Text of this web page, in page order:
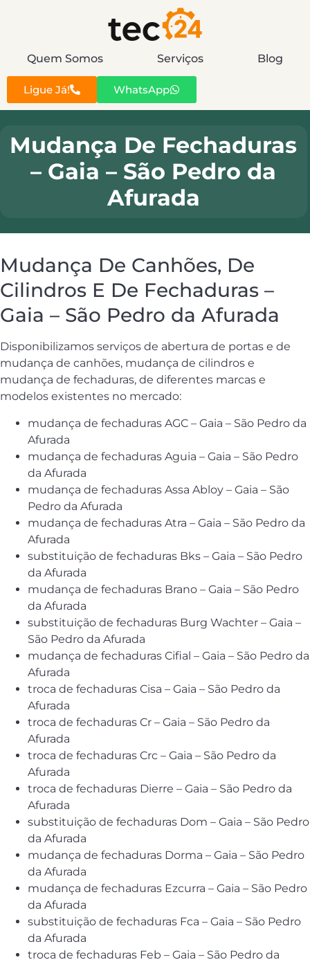
Quem Somos Serviços Blog
Ligue Já! WhatsApp
Mudança De Fechaduras
– Gaia – São Pedro da
Afurada
Mudança De Canhões, De
Cilindros E De Fechaduras –
Gaia – São Pedro da Afurada
Disponibilizamos serviços de abertura de portas e de
mudança de canhões, mudança de cilindros e
mudança de fechaduras, de diferentes marcas e
modelos existentes no mercado:
mudança de fechaduras AGC – Gaia – São Pedro da
Afurada
mudança de fechaduras Aguia – Gaia – São Pedro
da Afurada
mudança de fechaduras Assa Abloy – Gaia – São
Pedro da Afurada
mudança de fechaduras Atra – Gaia – São Pedro da
Afurada
substituição de fechaduras Bks – Gaia – São Pedro
da Afurada
mudança de fechaduras Brano – Gaia – São Pedro
da Afurada
substituição de fechaduras Burg Wachter – Gaia –
São Pedro da Afurada
mudança de fechaduras Cifial – Gaia – São Pedro da
Afurada
troca de fechaduras Cisa – Gaia – São Pedro da
Afurada
troca de fechaduras Cr – Gaia – São Pedro da
Afurada
troca de fechaduras Crc – Gaia – São Pedro da
Afurada
troca de fechaduras Dierre – Gaia – São Pedro da
Afurada
substituição de fechaduras Dom – Gaia – São Pedro
da Afurada
mudança de fechaduras Dorma – Gaia – São Pedro
da Afurada
mudança de fechaduras Ezcurra – Gaia – São Pedro
da Afurada
substituição de fechaduras Fca – Gaia – São Pedro
da Afurada
troca de fechaduras Feb – Gaia – São Pedro da